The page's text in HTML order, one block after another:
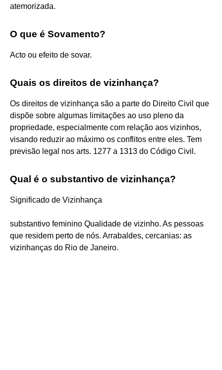
atemorizada.
O que é Sovamento?
Acto ou efeito de sovar.
Quais os direitos de vizinhança?
Os direitos de vizinhança são a parte do Direito Civil que
dispõe sobre algumas limitações ao uso pleno da
propriedade, especialmente com relação aos vizinhos,
visando reduzir ao máximo os conflitos entre eles. Tem
previsão legal nos arts. 1277 a 1313 do Código Civil.
Qual é o substantivo de vizinhança?
Significado de Vizinhança
substantivo feminino Qualidade de vizinho. As pessoas
que residem perto de nós. Arrabaldes, cercanias: as
vizinhanças do Rio de Janeiro.